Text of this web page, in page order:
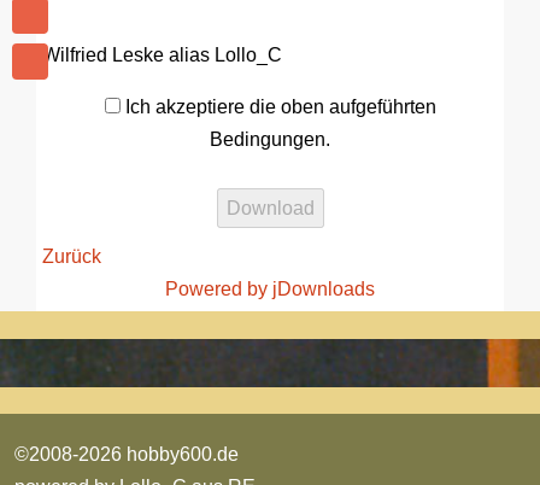
Wilfried Leske alias Lollo_C
Ich akzeptiere die oben aufgeführten
Bedingungen.
Zurück
Powered by jDownloads
©2008-2026 hobby600.de